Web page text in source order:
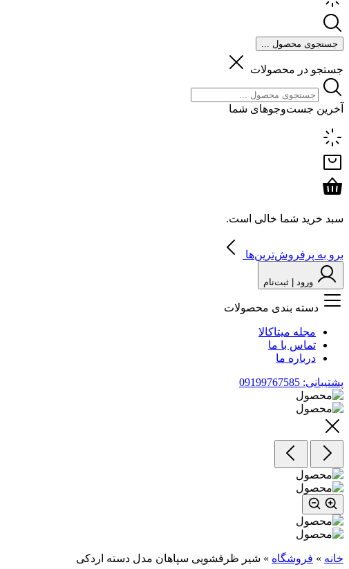
جستجوی محصول ...
جستجو در محصولات
آخرین جست‌وجوهای شما
سبد خرید شما خالی است.
برو به پرفروش‌ترین‌ها
ورود | ثبت‌نام
دسته بندی محصولات
مجله میتاکالا
تماس با ما
درباره ما
پشتیبانی: 09199767585
خانه » فروشگاه » شیر ظرفشویی سپاهان مدل دسته اردکی